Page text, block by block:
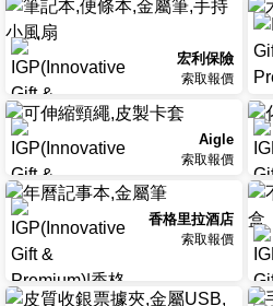
宏利保險
索取報價
Aigle
索取報價
香格里拉酒店
索取報價